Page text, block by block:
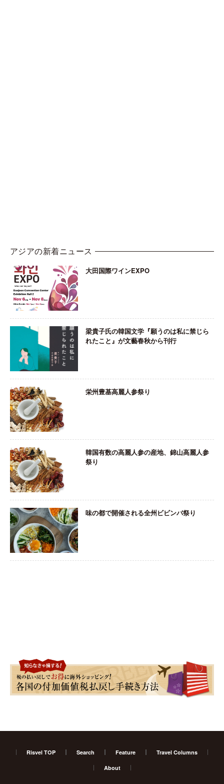
アジアの新着ニュース
大田国際ワインEXPO
梁貴子氏の韓国文学『願うのは私に禁じら
れたこと』が文藝春秋から刊行
栄州豊基高麗人参祭り
韓国有数の高麗人参の産地、錦山高麗人参
祭り
味の都で開催される全州ビビンバ祭り
Risvel TOP Search Feature Travel Columns
About